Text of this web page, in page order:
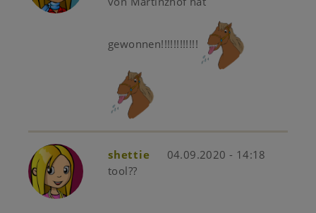
gewonnen!!!!!!!!!!!!
shettie
04.09.2020 - 14:18
tool??